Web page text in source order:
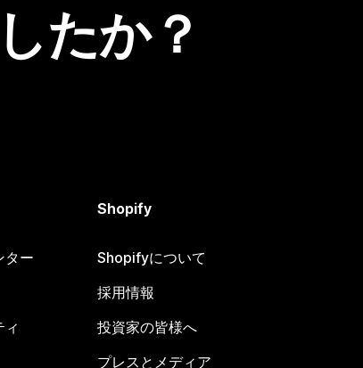
たか？
ター
Shopify
Shopifyについて
採用情報
投資家の皆様へ
プレスとメディア